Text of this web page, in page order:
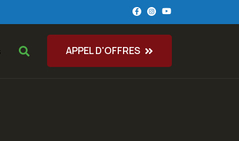
APPEL D'OFFRES